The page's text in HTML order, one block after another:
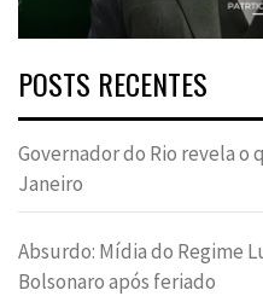
POSTS RECENTES
Governador do Rio revela o
Janeiro
Absurdo: Mídia do Regime
Bolsonaro após feriado